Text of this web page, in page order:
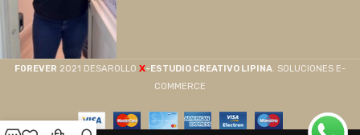
F0REVER 2021 DESAROLLO X-ESTUDIO CREATIVO LIPINA. SOLUCIONES E-
COMMERCE